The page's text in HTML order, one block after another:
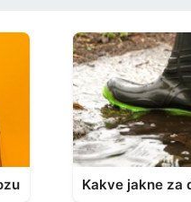
Kakve jakne za